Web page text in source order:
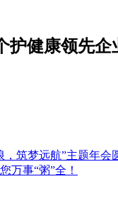
护健康领先
筑梦远航”主题年会
万事“粥”全！